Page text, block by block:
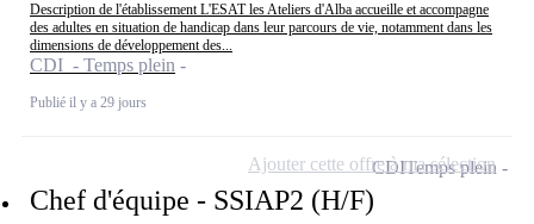
Description de l'établissement L'ESAT les Ateliers d'Alba accueille et accompagne
des adultes en situation de handicap dans leur parcours de vie, notamment dans les
dimensions de développement des...
CDI - Temps plein
Publié il y a 29 jours
Chef d'équipe - SSIAP2 (H/F)
CDITemps plein
Ajouter cette offre à ma sélection